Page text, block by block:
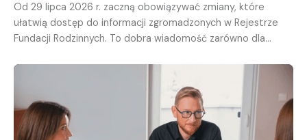
Od 29 lipca 2026 r. zaczną obowiązywać zmiany, które
ułatwią dostęp do informacji zgromadzonych w Rejestrze
Fundacji Rodzinnych. To dobra wiadomość zarówno dla
prawnych oraz biur rachunkowych obsługujących fundacje